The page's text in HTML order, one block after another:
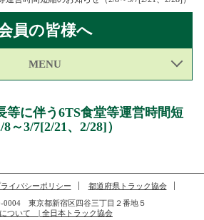
員の皆様へ
MENU
等に伴う6TS食堂等運営時間短
～3/7[2/21、2/28]）
イバシーポリシー
都道府県トラック協会
東京都新宿区四谷三丁目２番地５
ついて | 全日本トラック協会